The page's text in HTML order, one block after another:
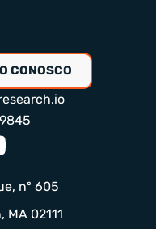
CONOSCO
nº 605
MA 02111